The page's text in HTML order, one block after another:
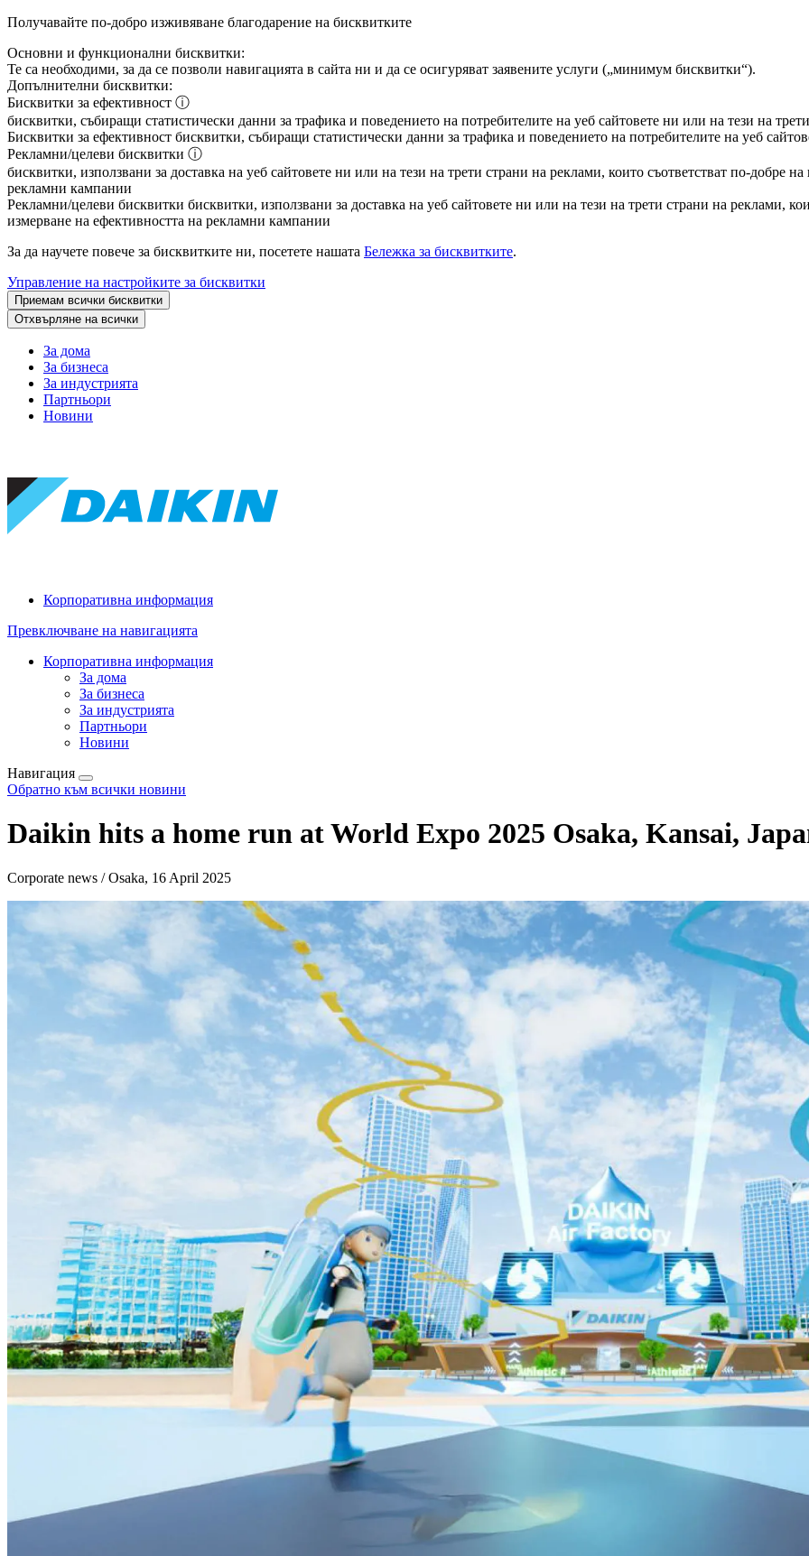
Получавайте по-добро изживяване благодарение на бисквитките
Основни и функционални бисквитки:
Те са необходими, за да се позволи навигацията в сайта ни и да се осигуряват заявените услуги („минимум бисквитки“).
Допълнителни бисквитки:
Бисквитки за ефективност ⓘ
бисквитки, събиращи статистически данни за трафика и поведението на потребителите на уеб сайтовете ни или на тези на
Бисквитки за ефективност бисквитки, събиращи статистически данни за трафика и поведението на потребителите на уеб
Рекламни/целеви бисквитки ⓘ
бисквитки, използвани за доставка на уеб сайтовете ни или на тези на трети страни на реклами, които съответстват по-добре
рекламни кампании
Рекламни/целеви бисквитки бисквитки, използвани за доставка на уеб сайтовете ни или на тези на трети страни на реклами,
измерване на ефективността на рекламни кампании
За да научете повече за бисквитките ни, посетете нашата Бележка за бисквитките.
Управление на настройките за бисквитки
Приемам всички бисквитки
Отхвърляне на всички
За дома
За бизнеса
За индустрията
Партньори
Новини
Корпоративна информация
Превключване на навигацията
Корпоративна информация
За дома
За бизнеса
За индустрията
Партньори
Новини
Навигация
Обратно към всички новини
Daikin hits a home run at World Expo 2025 Osaka, Kansai,
Corporate news / Osaka, 16 April 2025